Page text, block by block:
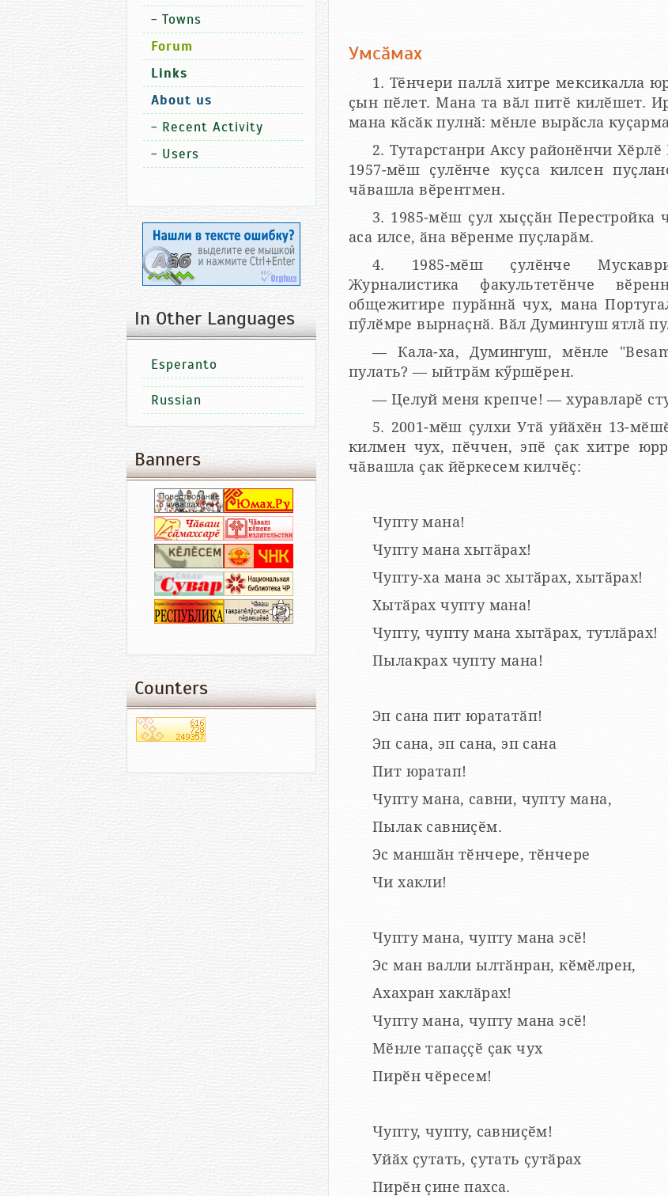
Умсӑмах
1. Тӗнчери паллӑ хитре мексикалла
ҫын пӗлет. Мана та вӑл питӗ килӗшет.
мана кӑсӑк пулнӑ: мӗнле вырӑсла
2. Тутарстанри Аксу районӗнчи
1957-мӗш ҫулӗнче куҫса килсен
чӑвашла вӗрентмен.
3. 1985-мӗш ҫул хыҫҫӑн Перестройка
аса илсе, ӑна вӗренме пуҫларӑм.
4. 1985-мӗш ҫулӗнче
Журналистика факультетӗнче
общежитире пурӑннӑ чух, мана
пӳлӗмре вырнаҫнӑ. Вӑл Думингуш ятлӑ
— Кала-ха, Думингуш, мӗнле
пулать? — ыйтрӑм кӳршӗрен.
— Целуй меня крепче! — хуравларӗ
5. 2001-мӗш ҫулхи Утӑ уйӑхӗн 13-
килмен чух, пӗччен, эпӗ ҫак хитре
чӑвашла ҫак йӗркесем килчӗҫ:
Чупту мана!
Чупту мана хытӑрах!
Чупту-ха мана эс хытӑрах, хытӑрах!
Хытӑрах чупту мана!
Чупту, чупту мана хытӑрах, тутлӑрах!
Пылакрах чупту мана!
Эп сана пит юрататӑп!
Эп сана, эп сана, эп сана
Пит юратап!
Чупту мана, савни, чупту мана,
Пылак савниҫӗм.
Эс маншӑн тӗнчере, тӗнчере
Чи хакли!
Чупту мана, чупту мана эсӗ!
Эс ман валли ылтӑнран, кӗмӗлрен,
Ахахран хаклӑрах!
Чупту мана, чупту мана эсӗ!
Мӗнле тапаҫҫӗ ҫак чух
Пирӗн чӗресем!
Чупту, чупту, савниҫӗм!
Уйӑх ҫутать, ҫутать ҫутӑрах
Пирӗн ҫине пахса.
- Towns
Forum
Links
About us
- Recent Activity
- Users
In Other Languages
Esperanto
Russian
Banners
Counters